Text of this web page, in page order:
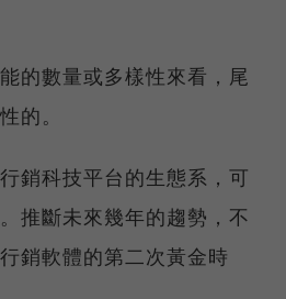
的數量或多樣性來看，尾
的。
銷科技平台的生態系，可
推斷未來幾年的趨勢，不
銷軟體的第二次黃金時